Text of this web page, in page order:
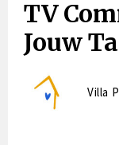
TV
Jouw
Villa